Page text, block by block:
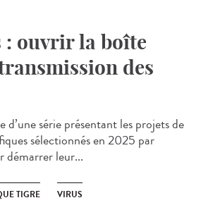
: ouvrir la boîte
des
série présentant les projets de
sélectionnés en 2025 par
démarrer leur...
TIGRE VIRUS